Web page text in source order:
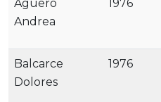
Aguero
Andrea
1976
Balcarce
Dolores
1976